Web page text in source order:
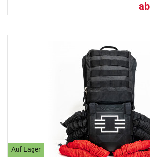
ab
Auf Lager